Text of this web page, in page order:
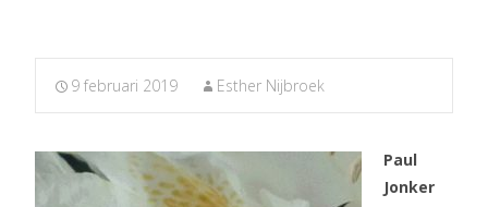
9 februari 2019 Esther Nijbroek
Paul
Jonker